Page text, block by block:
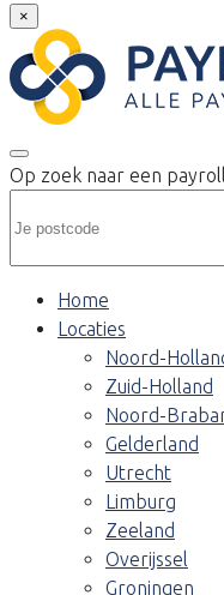
×
Op zoek naar een
Home
Locaties
Noord-
Zuid-Holland
Noord-
Gelderland
Utrecht
Limburg
Zeeland
Overijssel
Groningen